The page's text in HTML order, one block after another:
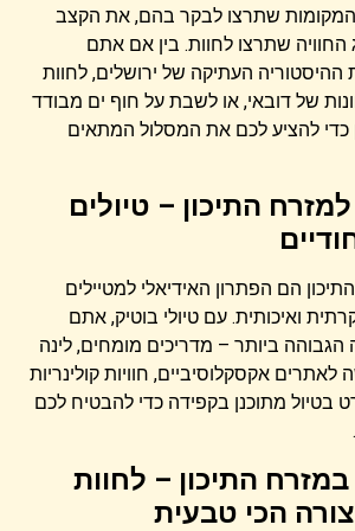
שתרצו לבקר בהם, את הקצב
החוויה שתרצו לחוות. בין אם אתם
ההיסטוריה העתיקה של ירושלים, לחוות
של דובאי, או לשבת על חוף ים מבודד
כדי להציע לכם את המסלול המתאים
למזרח התיכון – טיולים
הם הפתרון האידיאלי למטיילים
ואיכותית. עם טיולי בוטיק, אתם
הגבוהה ביותר – מדריכים מומחים, לינה
לאתרים אקסקלוסיביים, חוויות קולינריות
בטיול מתוכנן בקפידה כדי להבטיח לכם
התיכון – לחוות
הכי טבעית